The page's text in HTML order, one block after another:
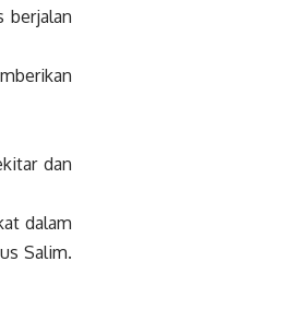
berjalan
dan
dalam
Salim.